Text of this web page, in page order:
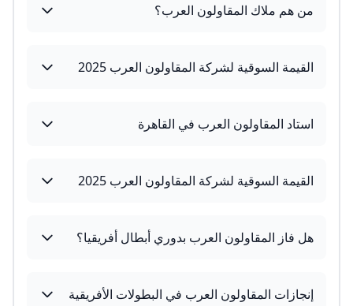
من هم ملاك المقاولون العرب؟
القيمة السوقية لشركة المقاولون العرب 2025
استاد المقاولون العرب في القاهرة
القيمة السوقية لشركة المقاولون العرب 2025
هل فاز المقاولون العرب بدوري أبطال أفريقيا؟
إنجازات المقاولون العرب في البطولات الأفريقية